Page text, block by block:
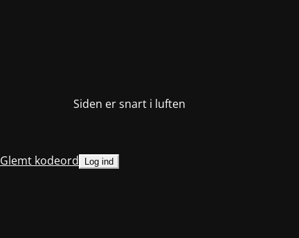
Siden er snart i luften
Glemt kodeord